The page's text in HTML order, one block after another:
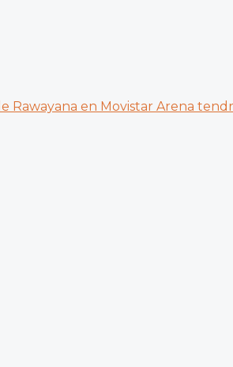
Rawayana en Movistar Arena